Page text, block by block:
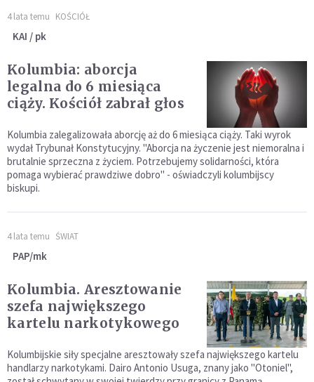
4 lata temu KOŚCIÓŁ
KAI / pk
Kolumbia: aborcja
legalna do 6 miesiąca
ciąży. Kościół zabrał głos
Kolumbia zalegalizowała aborcję aż do 6 miesiąca ciąży. Taki wyrok
wydał Trybunał Konstytucyjny. "Aborcja na życzenie jest niemoralna i
brutalnie sprzeczna z życiem. Potrzebujemy solidarności, która
pomaga wybierać prawdziwe dobro" - oświadczyli kolumbijscy
biskupi.
4 lata temu ŚWIAT
PAP/mk
Kolumbia. Aresztowanie
szefa największego
kartelu narkotykowego
Kolumbijskie siły specjalne aresztowały szefa największego kartelu
handlarzy narkotykami. Dairo Antonio Usuga, znany jako "Otoniel",